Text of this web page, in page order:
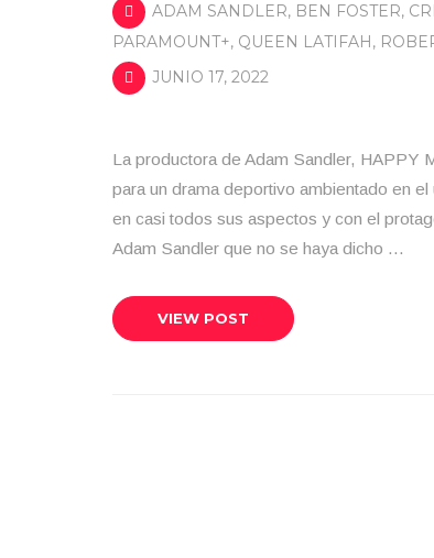
ADAM SANDLER, BEN FOSTER,
PARAMOUNT+, QUEEN LATIFAH,
JUNIO 17, 2022
La productora de Adam Sandler, HAPPY
para un drama deportivo ambientado en
en casi todos sus aspectos y con el
Adam Sandler que no se haya dicho …
VIEW POST